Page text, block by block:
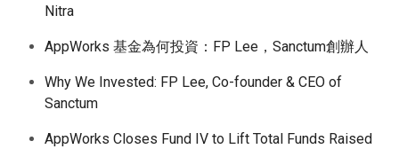
Nitra
AppWorks 基金為何投資：FP Lee，Sanctum創辦人
Why We Invested: FP Lee, Co-founder & CEO of
Sanctum
AppWorks Closes Fund IV to Lift Total Funds Raised